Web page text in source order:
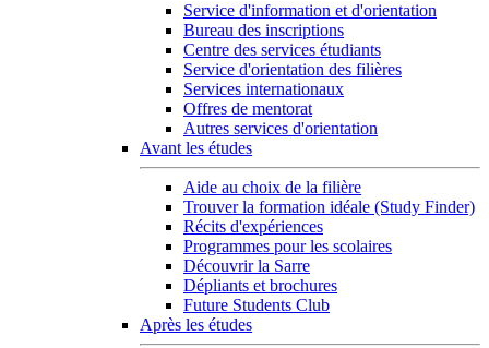
Service d'information et d'orientation
Bureau des inscriptions
Centre des services étudiants
Service d'orientation des filières
Services internationaux
Offres de mentorat
Autres services d'orientation
Avant les études
Aide au choix de la filière
Trouver la formation idéale (Study Finder)
Récits d'expériences
Programmes pour les scolaires
Découvrir la Sarre
Dépliants et brochures
Future Students Club
Après les études